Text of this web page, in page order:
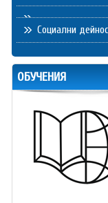
Социални
ОБУЧЕНИЯ